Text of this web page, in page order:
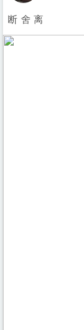
断 舍 离